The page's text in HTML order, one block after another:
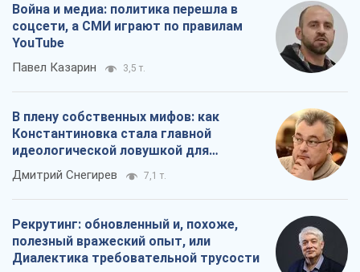
Война и медиа: политика перешла в
соцсети, а СМИ играют по правилам
YouTube
Павел Казарин 3,5 т.
В плену собственных мифов: как
Константиновка стала главной
идеологической ловушкой для
российских оккупантов
Дмитрий Снегирев 7,1 т.
Рекрутинг: обновленный и, похоже,
полезный вражеский опыт, или
Диалектика требовательной трусости